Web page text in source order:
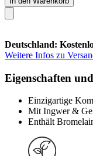
Deutschland:
Weitere Infos zu
Eigenschaften
Einzigartige
Mit Ingwer &
Enthält